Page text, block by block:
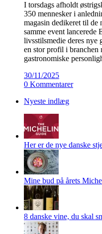
I torsdags afholdt
350 mennesker i
magasin dedikeret til de
samme event lancerede
livsstilsmedie deres nye
en stor profil i branchen
gastronomiske
30/11/2025
0 Kommentarer
Nyeste indlæg
Her er de nye danske
Mine bud på årets
8 danske vine, du skal